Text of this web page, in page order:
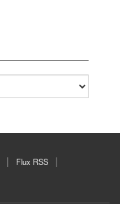
Flux RSS